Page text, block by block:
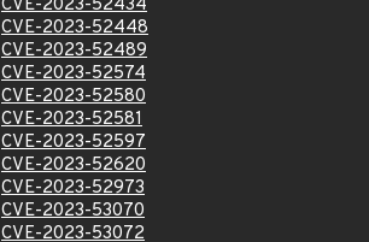
CVE-2023-52434
CVE-2023-52448
CVE-2023-52489
CVE-2023-52574
CVE-2023-52580
CVE-2023-52581
CVE-2023-52597
CVE-2023-52620
CVE-2023-52973
CVE-2023-53070
CVE-2023-53072